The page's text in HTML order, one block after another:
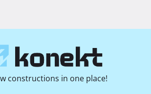
constructions in one place!